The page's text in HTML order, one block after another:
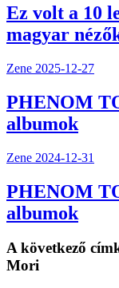
Ez volt a 10
magyar
Zene 2025-12-27
PHENOM
albumok
Zene 2024-12-31
PHENOM
albumok
A következő
Mori